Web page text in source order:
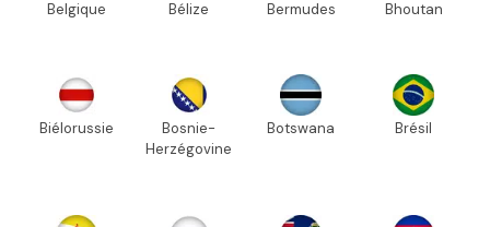
Belgique Bélize Bermudes Bhoutan
Biélorussie
Bosnie-
Herzégovine
Botswana Brésil